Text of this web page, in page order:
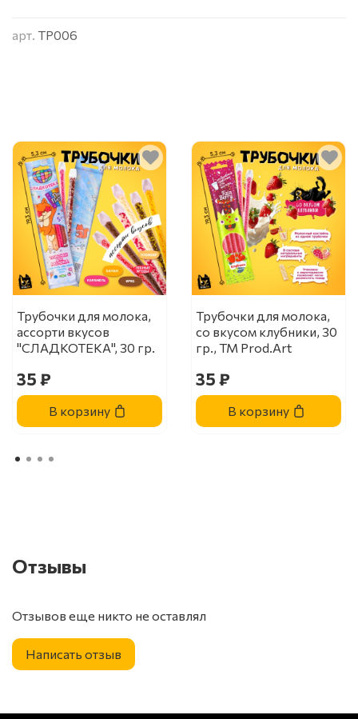
арт. ТР006
Трубочки для молока,
ассорти вкусов
"СЛАДКОТЕКА", 30 гр.
35 ₽
В корзину
Трубочки для молока,
со вкусом клубники, 30
гр., ТМ Prod.Art
35 ₽
В корзину
Отзывы
Отзывов еще никто не оставлял
Написать отзыв